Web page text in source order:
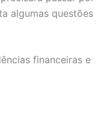
algumas questões
financeiras e